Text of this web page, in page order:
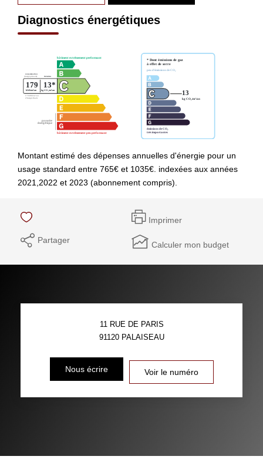
Diagnostics énergétiques
Montant estimé des dépenses annuelles d'énergie pour un
usage standard entre 765€ et 1035€. indexées aux années
2021,2022 et 2023 (abonnement compris).
Imprimer
Partager Calculer mon budget
11 RUE DE PARIS
91120 PALAISEAU
Nous écrire Voir le numéro